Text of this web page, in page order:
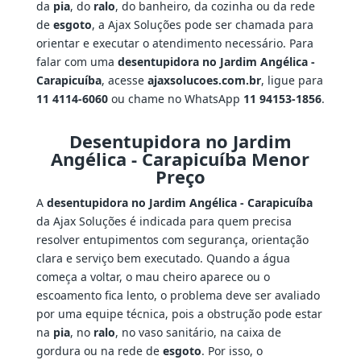
da pia, do ralo, do banheiro, da cozinha ou da rede
de esgoto, a Ajax Soluções pode ser chamada para
orientar e executar o atendimento necessário. Para
falar com uma desentupidora no Jardim Angélica -
Carapicuíba, acesse ajaxsolucoes.com.br, ligue para
11 4114-6060ou chame no WhatsApp 11 94153-1856.
Desentupidora no Jardim
Angélica - Carapicuíba Menor
Preço
A desentupidora no Jardim Angélica - Carapicuíba
da Ajax Soluções é indicada para quem precisa
resolver entupimentos com segurança, orientação
clara e serviço bem executado. Quando a água
começa a voltar, o mau cheiro aparece ou o
escoamento fica lento, o problema deve ser avaliado
por uma equipe técnica, pois a obstrução pode estar
na pia, no ralo, no vaso sanitário, na caixa de
gordura ou na rede de esgoto. Por isso, o